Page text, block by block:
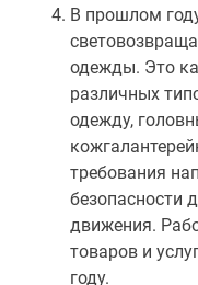
В прошлом
одежды. Это
различных
одежду,
требования
безопасности
движения.
товаров и
году.